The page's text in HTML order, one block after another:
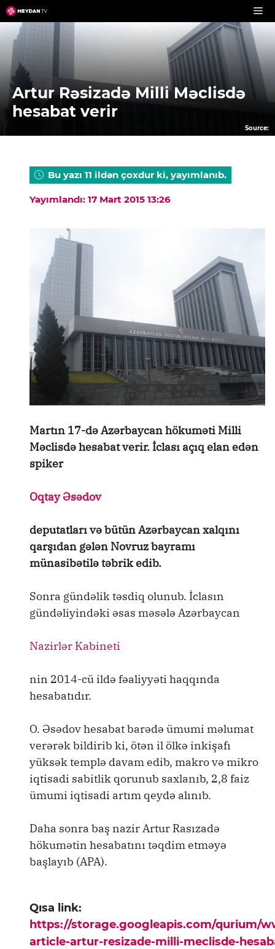
Skip
to
content
Artur Rəsizadə Milli Məclisdə
hesabat verir
Source:
Bu yazı 11 ildən çoxdur ki, yayımlanıb.
Yayımlandı: 17 Mart 2015 13:26
Martın 17-də Azərbaycan hökuməti Milli
Məclisdə hesabat verir. İclası açıq elan edən
spiker
Oqtay Əsədov
deputatları və bütün Azərbaycan xalqını
qarşıdan gələn Novruz bayramı
münasibətilə təbrik edib.
Sonra gündəlik təsdiq olunub. İclasın
gündəliyindəki əsas məsələ Azərbaycan
Nazirlər Kabineti
nin 2014-cü ildə fəaliyyəti haqqında
hesabatıdır.
O. Əsədov hesabat barədə ümumi məlumat
verərək bildirib ki, ötən il ölkə inkişafı
yüksək templə davam edib, makro və mikro
iqtisadi sabitlik qorunub saxlanıb, 2,8 faiz
ümumi iqtisadi artım qeydə alınıb.
Daha sonra baş nazir Artur Rasızadə
hökumətin hesabatını təqdim etməyə
başlayıb (APA).
Qısa link:
https://storage.googleapis.com/qurium/
article-artur-resizade-milli-meclisde-